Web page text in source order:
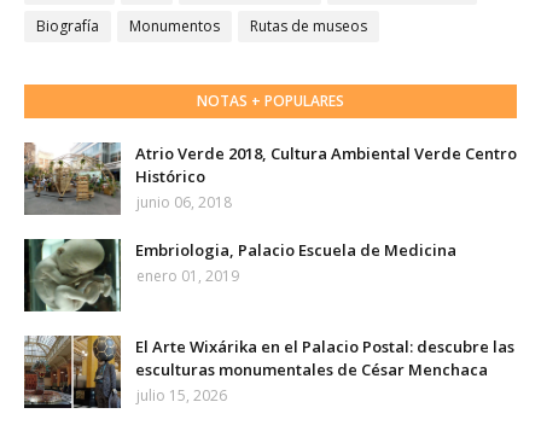
Biografía
Monumentos Rutas de museos
NOTAS + POPULARES
Atrio Verde 2018, Cultura Ambiental Verde Centro
Histórico
junio 06, 2018
Embriologia, Palacio Escuela de Medicina
enero 01, 2019
El Arte Wixárika en el Palacio Postal: descubre las
esculturas monumentales de César Menchaca
julio 15, 2026